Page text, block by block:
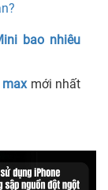
bao nhiêu
maxmới nhất